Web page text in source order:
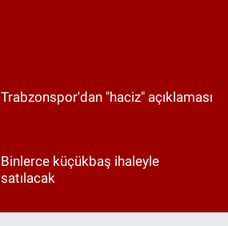
Trabzonspor'dan "haciz" açıklaması
Binlerce küçükbaş ihaleyle
satılacak